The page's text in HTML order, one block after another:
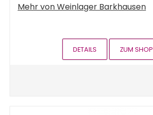
Mehr vonWeinlager Barkhausen
DETAILS ZUM SHOP